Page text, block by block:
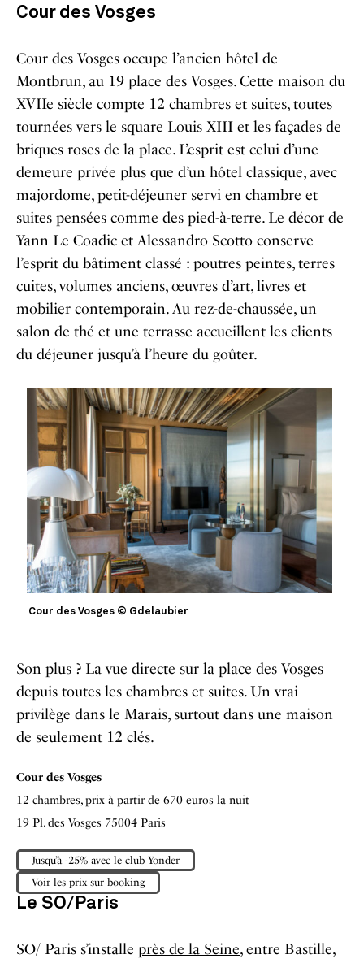
Cour des Vosges
Cour des Vosges occupe l’ancien hôtel de
Montbrun, au 19 place des Vosges. Cette maison du
XVIIe siècle compte 12 chambres et suites, toutes
tournées vers le square Louis XIII et les façades de
briques roses de la place. L’esprit est celui d’une
demeure privée plus que d’un hôtel classique, avec
majordome, petit-déjeuner servi en chambre et
suites pensées comme des pied-à-terre. Le décor de
Yann Le Coadic et Alessandro Scotto conserve
l’esprit du bâtiment classé : poutres peintes, terres
cuites, volumes anciens, œuvres d’art, livres et
mobilier contemporain. Au rez-de-chaussée, un
salon de thé et une terrasse accueillent les clients
du déjeuner jusqu’à l’heure du goûter.
Cour des Vosges © Gdelaubier
Son plus ? La vue directe sur la place des Vosges
depuis toutes les chambres et suites. Un vrai
privilège dans le Marais, surtout dans une maison
de seulement 12 clés.
Cour des Vosges
12 chambres, prix à partir de 670 euros la nuit
19 Pl. des Vosges 75004 Paris
Jusqu’à -25% avec le club Yonder
Voir les prix sur booking
Le SO/Paris
SO/ Paris s’installe près de la Seine, entre Bastille,